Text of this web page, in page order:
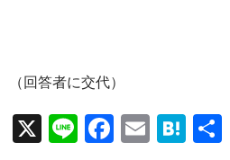
（回答者に交代）
X
Li
F
E
H